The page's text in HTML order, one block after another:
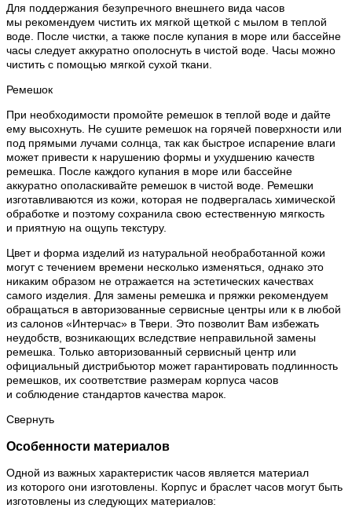
Для поддержания безупречного внешнего вида часов
мы рекомендуем чистить их мягкой щеткой с мылом в теплой
воде. После чистки, а также после купания в море или бассейне
часы следует аккуратно ополоснуть в чистой воде. Часы можно
чистить с помощью мягкой сухой ткани.
Ремешок
При необходимости промойте ремешок в теплой воде и дайте
ему высохнуть. Не сушите ремешок на горячей поверхности или
под прямыми лучами солнца, так как быстрое испарение влаги
может привести к нарушению формы и ухудшению качеств
ремешка. После каждого купания в море или бассейне
аккуратно ополаскивайте ремешок в чистой воде. Ремешки
изготавливаются из кожи, которая не подвергалась химической
обработке и поэтому сохранила свою естественную мягкость
и приятную на ощупь текстуру.
Цвет и форма изделий из натуральной необработанной кожи
могут с течением времени несколько изменяться, однако это
никаким образом не отражается на эстетических качествах
самого изделия. Для замены ремешка и пряжки рекомендуем
обращаться в авторизованные сервисные центры или к в любой
из салонов «Интерчас» в Твери. Это позволит Вам избежать
неудобств, возникающих вследствие неправильной замены
ремешка. Только авторизованный сервисный центр или
официальный дистрибьютор может гарантировать подлинность
ремешков, их соответствие размерам корпуса часов
и соблюдение стандартов качества марок.
Свернуть
Особенности материалов
Одной из важных характеристик часов является материал
из которого они изготовлены. Корпус и браслет часов могут быть
изготовлены из следующих материалов: